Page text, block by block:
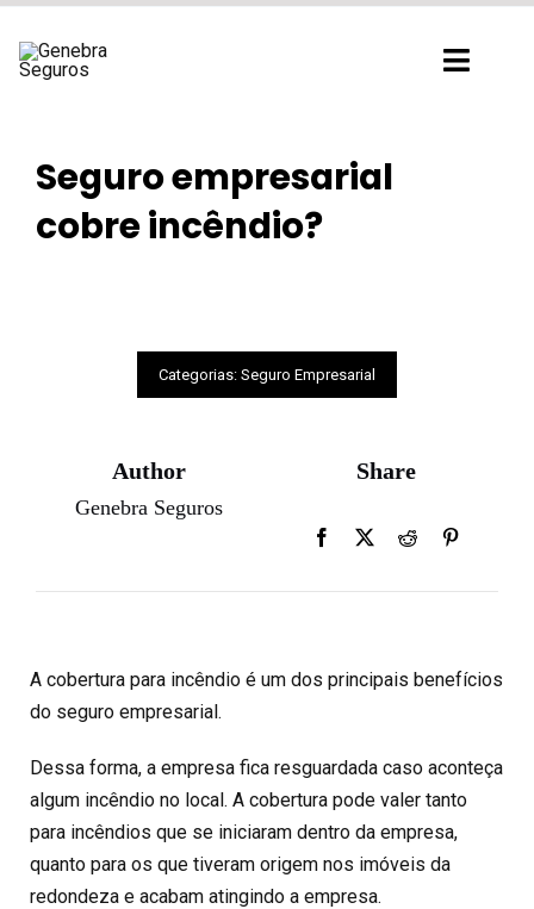
para
Seguro empresarial
cobre incêndio?
Categorias: Seguro Empresarial
Author
Genebra Seguros
Share
A cobertura para incêndio é um dos principais benefícios
do seguro empresarial.
Dessa forma, a empresa fica resguardada caso aconteça
algum incêndio no local. A cobertura pode valer tanto
para incêndios que se iniciaram dentro da empresa,
quanto para os que tiveram origem nos imóveis da
redondeza e acabam atingindo a empresa.